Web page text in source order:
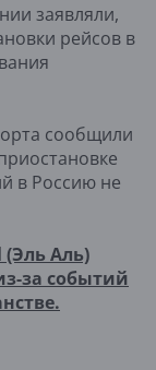
заявляли,
рейсов в
сообщили
в Россию не
Аль)
за событий